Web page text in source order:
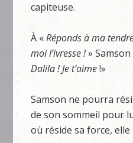
capiteuse.
À «Réponds à ma
moi l’ivresse !»
Dalila ! Je t’aime!»
Samson ne pourra
de son sommeil pour
où réside sa force,